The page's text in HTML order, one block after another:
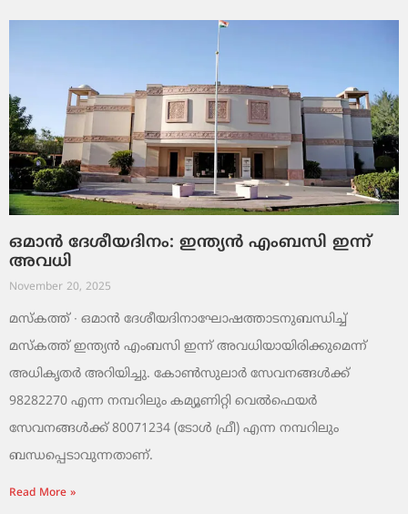
ഒമാൻ ദേശീയദിനം: ഇന്ത്യൻ എംബസി ഇന്ന്
അവധി
November 20, 2025
മസ്‌കത്ത് ∙ ഒമാൻ ദേശീയദിനാഘോഷത്താടനുബന്ധിച്ച്
മസ്‌കത്ത് ഇന്ത്യൻ എംബസി ഇന്ന് അവധിയായിരിക്കുമെന്ന്
അധികൃതർ അറിയിച്ചു. കോൺസുലാർ സേവനങ്ങൾക്ക്
98282270 എന്ന നമ്പറിലും കമ്യൂണിറ്റി വെൽഫെയർ
സേവനങ്ങൾക്ക് 80071234 (ടോൾ ഫ്രീ) എന്ന നമ്പറിലും
ബന്ധപ്പെടാവുന്നതാണ്.
Read More »